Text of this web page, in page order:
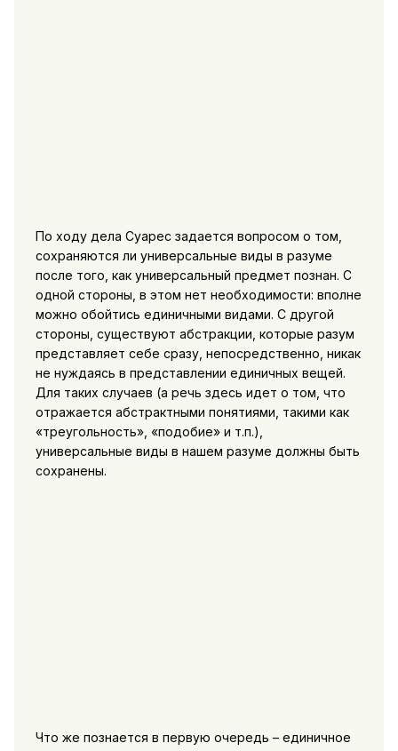
По ходу дела Суарес задается вопросом о том,
сохраняются ли универсальные виды в разуме
после того, как универсальный предмет познан. С
одной стороны, в этом нет необходимости: вполне
можно обойтись единичными видами. С другой
стороны, существуют абстракции, которые разум
представляет себе сразу, непосредственно, никак
не нуждаясь в представлении единичных вещей.
Для таких случаев (а речь здесь идет о том, что
отражается абстрактными понятиями, такими как
«треугольность», «подобие» и т.п.),
универсальные виды в нашем разуме должны быть
сохранены.
Что же познается в первую очередь – единичное